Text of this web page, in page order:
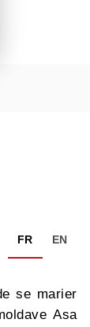
FR EN
se marier
Asa